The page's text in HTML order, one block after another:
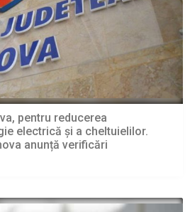
pentru reducerea
electrică și a cheltuielilor.
anunță verificări